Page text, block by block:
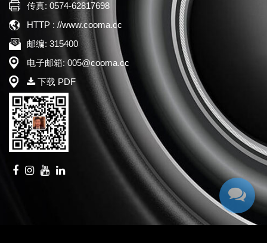
传真: 0574-62817698
HTTP : //www.cooma.cc
邮编: 315400
电子邮箱: 005@cooma.cc
下载 PDF